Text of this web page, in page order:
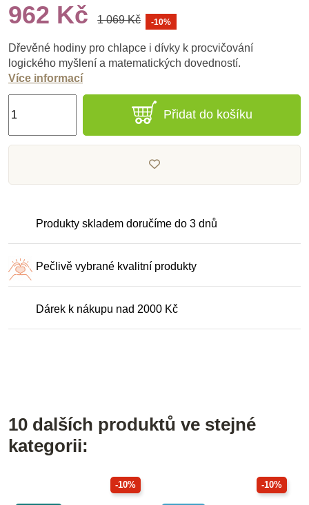
962 Kč 1 069 Kč -10%
Dřevěné hodiny pro chlapce i dívky k procvičování
logického myšlení a matematických dovedností.
Více informací
Přidat do košíku
Produkty skladem doručíme do 3 dnů
Pečlivě vybrané kvalitní produkty
Dárek k nákupu nad 2000 Kč
10 dalších produktů ve stejné
kategorii:
-10% -10%